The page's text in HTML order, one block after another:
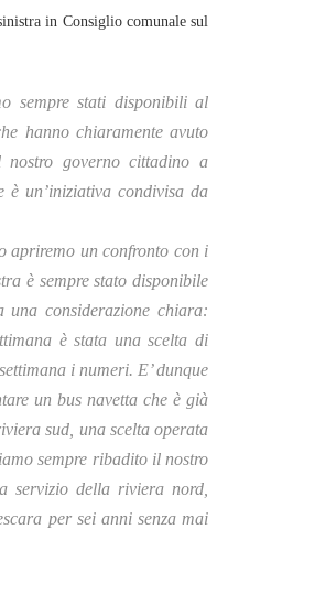
in Consiglio comunale sul
sempre stati disponibili al
hanno chiaramente avuto
nostro governo cittadino a
è un’iniziativa condivisa da
apriremo un confronto con i
è sempre stato disponibile
considerazione chiara:
è stata una scelta di
i numeri. E’ dunque
un bus navetta che è già
sud, una scelta operata
sempre ribadito il nostro
servizio della riviera nord,
per sei anni senza mai